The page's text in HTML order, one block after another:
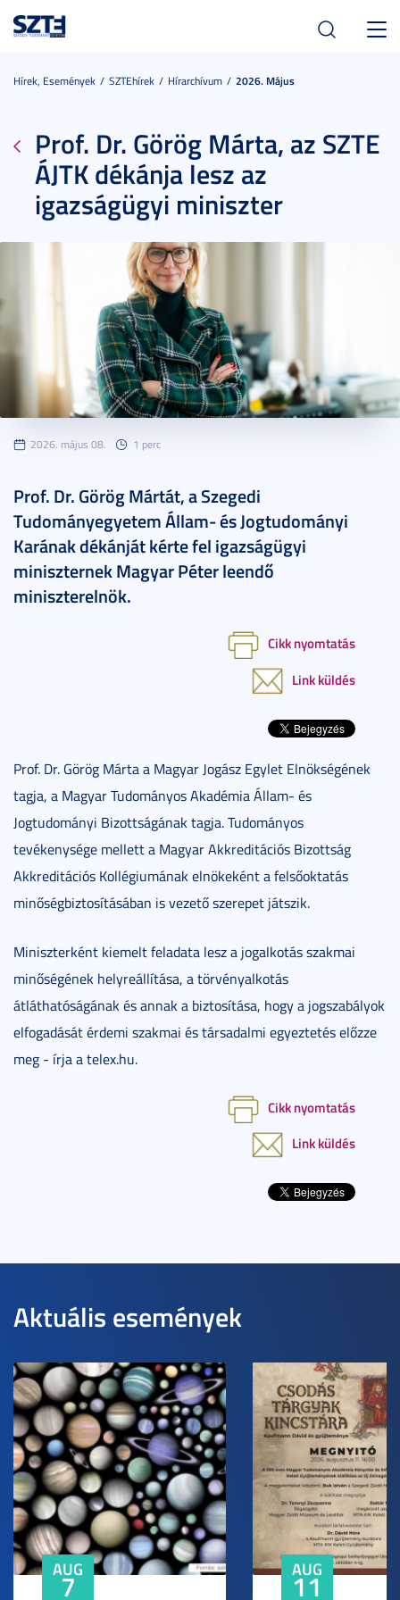
Hírek, Események SZTEhírek Hírarchívum 2026. Május
Prof. Dr. Görög Márta, az SZTE
ÁJTK dékánja lesz az
igazságügyi miniszter
2026. május 08. 1 perc
Prof. Dr. Görög Mártát, a Szegedi
Tudományegyetem Állam- és Jogtudományi
Karának dékánját kérte fel igazságügyi
miniszternek Magyar Péter leendő
miniszterelnök.
Cikk nyomtatás
Link küldés
Prof. Dr. Görög Márta a Magyar Jogász Egylet Elnökségének
tagja, a Magyar Tudományos Akadémia Állam- és
Jogtudományi Bizottságának tagja. Tudományos
tevékenysége mellett a Magyar Akkreditációs Bizottság
Akkreditációs Kollégiumának elnökeként a felsőoktatás
minőségbiztosításában is vezető szerepet játszik.
Miniszterként kiemelt feladata lesz a jogalkotás szakmai
minőségének helyreállítása, a törvényalkotás
átláthatóságának és annak a biztosítása, hogy a jogszabályok
elfogadását érdemi szakmai és társadalmi egyeztetés előzze
meg - írja a telex.hu.
Cikk nyomtatás
Link küldés
Aktuális események
AUG
7 AUG
11